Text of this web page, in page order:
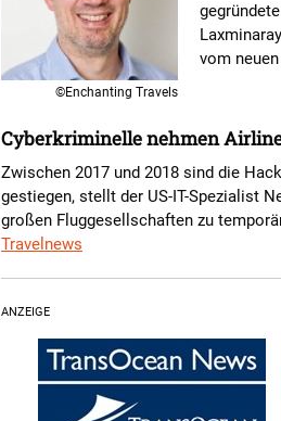
©Enchanting Travels
vom
Cyberkriminelle nehmen
Zwischen 2017 und 2018 sind die
gestiegen, stellt der US-IT-Spezialist
großen Fluggesellschaften zu
Travelnews
ANZEIGE